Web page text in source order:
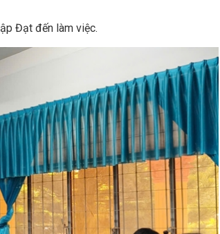
Đạt đến làm việc.